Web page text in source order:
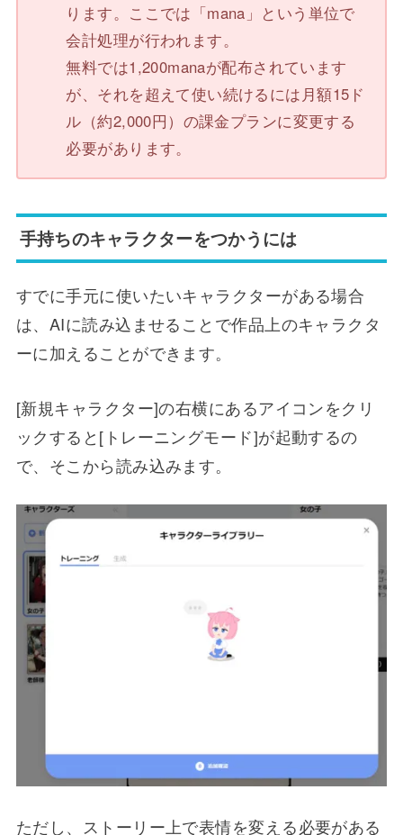
ります。ここでは「mana」という単位で
会計処理が行われます。
無料では1,200manaが配布されています
が、それを超えて使い続けるには月額15ド
ル（約2,000円）の課金プランに変更する
必要があります。
手持ちのキャラクターをつかうには
すでに手元に使いたいキャラクターがある場合
は、AIに読み込ませることで作品上のキャラクタ
ーに加えることができます。
[新規キャラクター]の右横にあるアイコンをクリ
ックすると[トレーニングモード]が起動するの
で、そこから読み込みます。
ただし、ストーリー上で表情を変える必要がある